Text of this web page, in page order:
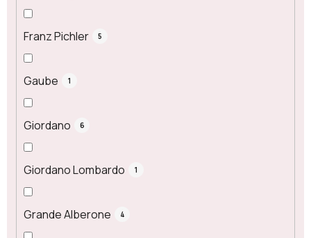
Franz Pichler 5
Gaube 1
Giordano 6
Giordano Lombardo 1
Grande Alberone 4